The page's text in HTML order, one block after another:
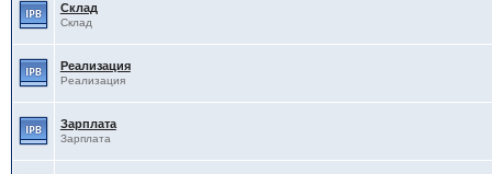
Склад
Склад
Реализация
Реализация
Зарплата
Зарплата